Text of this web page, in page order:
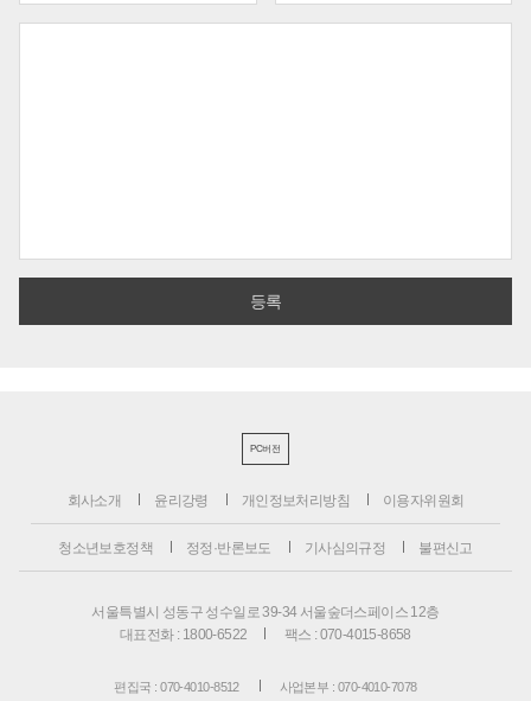
PC버전
회사소개 윤리강령 개인정보처리방침 이용자위원회
청소년보호정책 정정·반론보도 기사심의규정 불편신고
서울특별시 성동구 성수일로 39-34 서울숲더스페이스 12층
대표전화 : 1800-6522
팩스 : 070-4015-8658
편집국 : 070-4010-8512 사업본부 : 070-4010-7078